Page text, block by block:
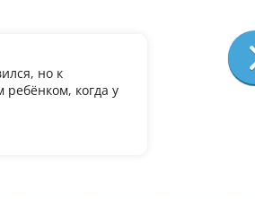
но к
когда у
У дочери
9. Искали
Ольгой